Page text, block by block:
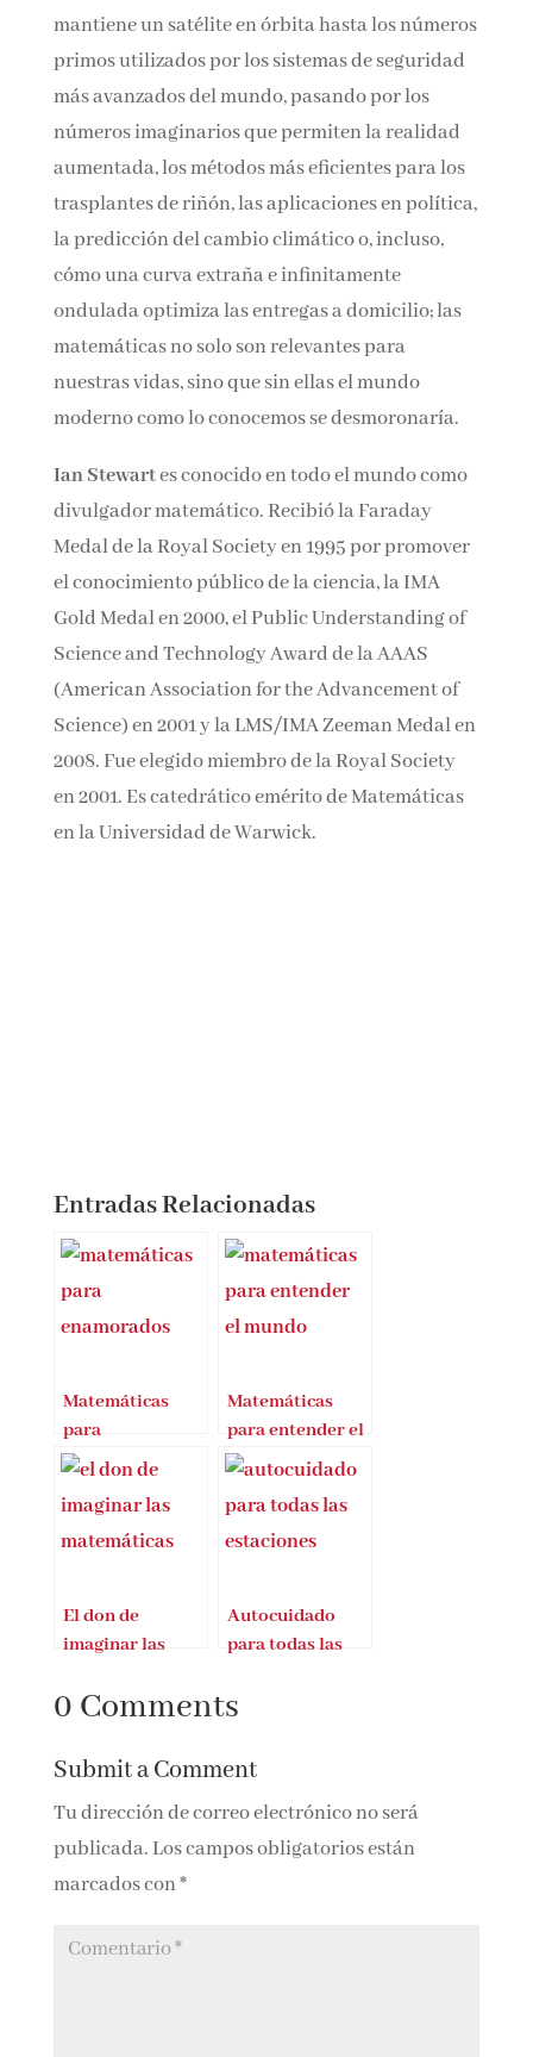
trigonometría que mantiene un satélite en
órbita hasta los números primos utilizados por
los sistemas de seguridad más avanzados del
mundo, pasando por los números imaginarios
que permiten la realidad aumentada, los
métodos más eficientes para los trasplantes de
riñón, las aplicaciones en política, la
predicción del cambio climático o, incluso,
cómo una curva extraña e infinitamente
ondulada optimiza las entregas a domicilio; las
matemáticas no solo son relevantes para
nuestras vidas, sino que sin ellas el mundo
Ian Stewartes conocido en todo el mundo
como divulgador matemático. Recibió la
Faraday Medal de la Royal Society en 1995 por
promover el conocimiento público de la
ciencia, la IMA Gold Medal en 2000, el Public
Understanding of Science and Technology
Award de la AAAS (American Association for
the Advancement of Science) en 2001 y la
LMS/IMA Zeeman Medal en 2008. Fue elegido
miembro de la Royal Society en 2001. Es
Matemáticas
para
Lupita Arriaga
Matemáticas
para entender el
vivimos
imaginar las
para todas las
0 Comments
Submit a Comment
Tu dirección de correo electrónico no será
marcados con*